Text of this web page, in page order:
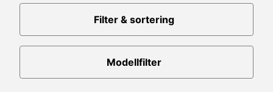
Filter & sortering
Modellfilter